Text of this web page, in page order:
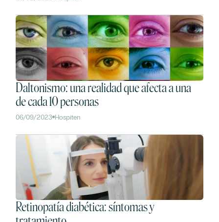
Daltonismo: una realidad que afecta a una
de cada 10 personas
06/09/2023 Hospiten
Retinopatía diabética: síntomas y